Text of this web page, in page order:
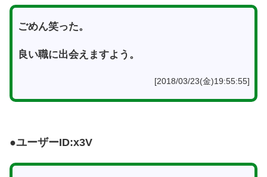
ごめん笑った。
良い職に出会えますよう。
[2018/03/23(金)19:55:55]
●ユーザーID:x3V